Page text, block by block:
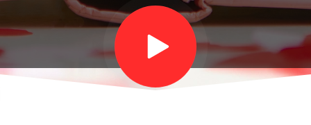
moeiteloos
gelukkig